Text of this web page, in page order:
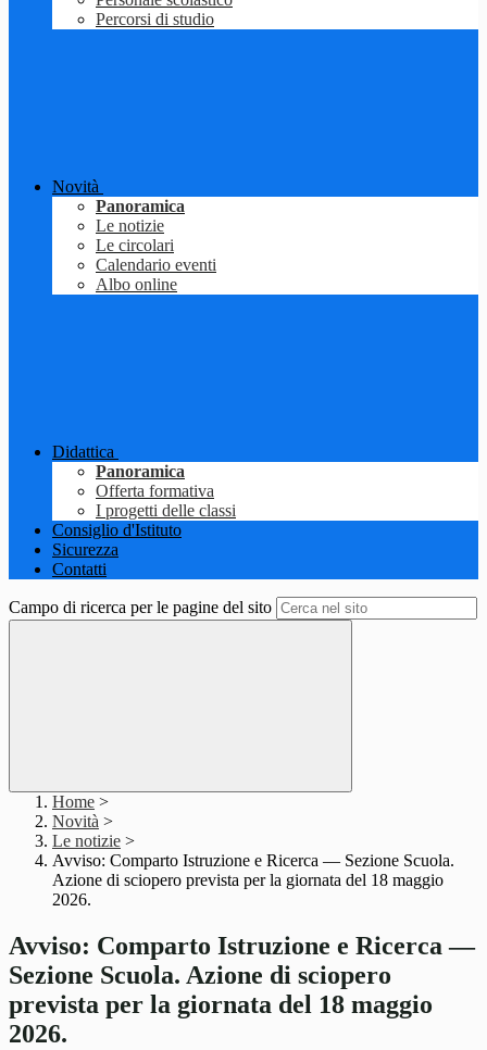
Percorsi di studio
Novità
Panoramica
Le notizie
Le circolari
Calendario eventi
Albo online
Didattica
Panoramica
Offerta formativa
I progetti delle classi
Consiglio d'Istituto
Sicurezza
Contatti
Campo di ricerca per le pagine del sito
Home >
Novità >
Le notizie >
Avviso: Comparto Istruzione e Ricerca — Sezione Scuola.
Azione di sciopero prevista per la giornata del 18 maggio
2026.
Avviso: Comparto Istruzione e Ricerca —
Sezione Scuola. Azione di sciopero
prevista per la giornata del 18 maggio
2026.